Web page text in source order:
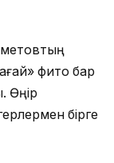
фито бар
Өңір
бірге